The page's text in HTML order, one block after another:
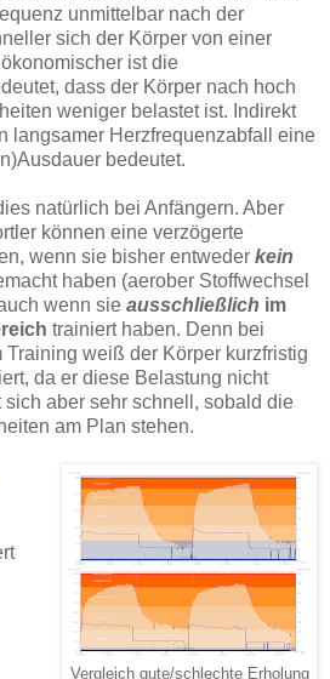
unmittelbar nach der
sich der Körper von einer
ist die
dass der Körper nach hoch
weniger belastet ist. Indirekt
langsamer Herzfrequenzabfall eine
bedeutet.
natürlich bei Anfängern. Aber
können eine verzögerte
wenn sie bisher entweder kein
haben (aerober Stoffwechsel
wenn sie ausschließlich im
trainiert haben. Denn bei
weiß der Körper kurzfristig
da er diese Belastung nicht
aber sehr schnell, sobald die
am Plan stehen.
Vergleich gute/schlechte Erholung